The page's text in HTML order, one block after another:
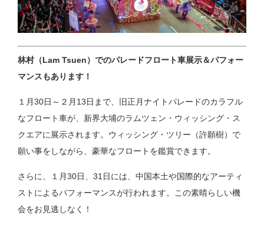
林村（Lam Tsuen）でのパレードフロート車展示＆パフォー
マンスもあります！
１月30日～２月13日まで、旧正月ナイトパレードのカラフル
なフロート車が、新界大埔のラムツェン・ウィッシング・ス
クエアに展示されます。ウィッシング・ツリー（許願樹）で
願い事をしながら、豪華なフロートを鑑賞できます。
さらに、１月30日、31日には、中国本土や国際的なアーティ
ストによるパフォーマンスが行われます。この素晴らしい機
会をお見逃しなく！